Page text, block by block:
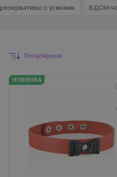
Презервативы с усиками БДСМ-
Популярные
НОВИНКА